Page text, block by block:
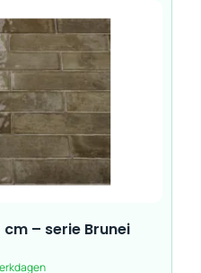
– serie Brunei